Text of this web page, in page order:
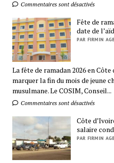
Commentaires sont désactivés
Fête de
date de
PAR FIRMIN
La fête de ramadan 2026 en
marquer la fin du mois de jeune
musulmane. Le COSIM, Conseil...
Commentaires sont désactivés
Côte
salaire
PAR FIRMIN